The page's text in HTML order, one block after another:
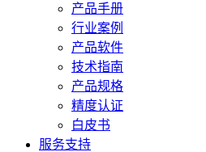
产品手册
行业案例
产品软件
技术指南
产品规格
精度认证
白皮书
服务支持